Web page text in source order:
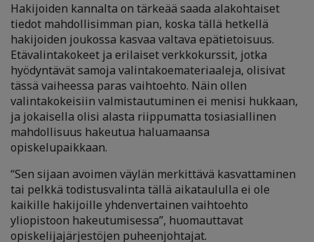
Hakijoiden kannalta on tärkeää saada alakohtaiset
tiedot mahdollisimman pian, koska tällä hetkellä
hakijoiden joukossa kasvaa valtava epätietoisuus.
Etävalintakokeet ja erilaiset verkkokurssit, jotka
hyödyntävät samoja valintakoemateriaaleja, olisivat
tässä vaiheessa paras vaihtoehto. Näin ollen
valintakokeisiin valmistautuminen ei menisi hukkaan,
ja jokaisella olisi alasta riippumatta tosiasiallinen
mahdollisuus hakeutua haluamaansa
opiskelupaikkaan.
“Sen sijaan avoimen väylän merkittävä kasvattaminen
tai pelkkä todistusvalinta tällä aikataululla ei ole
kaikille hakijoille yhdenvertainen vaihtoehto
yliopistoon hakeutumisessa”, huomauttavat
opiskelijajärjestöjen puheenjohtajat.